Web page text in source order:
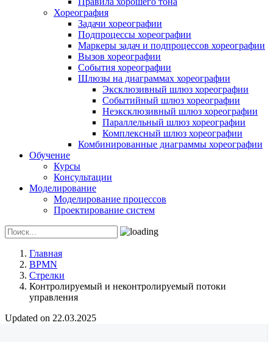
Хореография
Задачи хореографии
Подпроцессы хореографии
Маркеры задач и подпроцессов хореографии
Вызов хореографии
События хореографии
Шлюзы на диаграммах хореографии
Эксклюзивный шлюз хореографии
Событийный шлюз хореографии
Неэксклюзивный шлюз хореографии
Параллельный шлюз хореографии
Комплексный шлюз хореографии
Комбинированные диаграммы хореографии
Обучение
Курсы
Консультации
Моделирование
Моделирование процессов
Проектирование систем
Главная
BPMN
Стрелки
Контролируемый и неконтролируемый потоки
управления
Updated on 22.03.2025